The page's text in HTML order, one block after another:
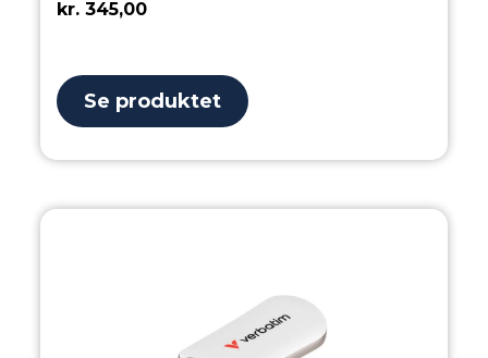
kr. 345,00
Se produktet